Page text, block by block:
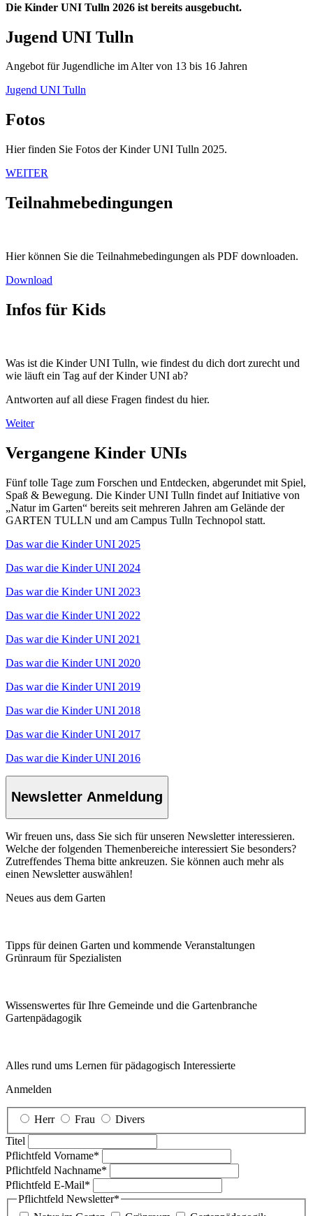
Die Kinder UNI Tulln 2026 ist bereits ausgebucht.
Jugend UNI Tulln
Angebot für Jugendliche im Alter von 13 bis 16 Jahren
Jugend UNI Tulln
Fotos
Hier finden Sie Fotos der Kinder UNI Tulln 2025.
WEITER
Teilnahmebedingungen
Hier können Sie die Teilnahmebedingungen als PDF downloaden.
Download
Infos für Kids
Was ist die Kinder UNI Tulln, wie findest du dich dort zurecht und
wie läuft ein Tag auf der Kinder UNI ab?
Antworten auf all diese Fragen findest du hier.
Weiter
Vergangene Kinder UNIs
Fünf tolle Tage zum Forschen und Entdecken, abgerundet mit Spiel,
Spaß & Bewegung. Die Kinder UNI Tulln findet auf Initiative von
„Natur im Garten“ bereits seit mehreren Jahren am Gelände der
GARTEN TULLN und am Campus Tulln Technopol statt.
Das war die Kinder UNI 2025
Das war die Kinder UNI 2024
Das war die Kinder UNI 2023
Das war die Kinder UNI 2022
Das war die Kinder UNI 2021
Das war die Kinder UNI 2020
Das war die Kinder UNI 2019
Das war die Kinder UNI 2018
Das war die Kinder UNI 2017
Das war die Kinder UNI 2016
Newsletter Anmeldung
Wir freuen uns, dass Sie sich für unseren Newsletter interessieren.
Welche der folgenden Themenbereiche interessiert Sie besonders?
Zutreffendes Thema bitte ankreuzen. Sie können auch mehr als
einen Newsletter auswählen!
Neues aus dem Garten
Tipps für deinen Garten und kommende Veranstaltungen
Grünraum für Spezialisten
Wissenswertes für Ihre Gemeinde und die Gartenbranche
Garten­pädagogik
Alles rund ums Lernen für pädagogisch Interessierte
Anmelden
Herr Frau
Divers
Titel
Pflichtfeld Vorname*
Pflichtfeld Nachname*
Pflichtfeld E-Mail*
Pflichtfeld Newsletter*